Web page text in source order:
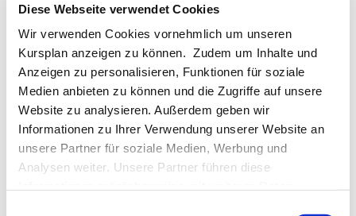
Diese Webseite verwendet Cookies
Wir verwenden Cookies vornehmlich um unseren
Kursplan anzeigen zu können. Zudem um Inhalte und
Anzeigen zu personalisieren, Funktionen für soziale
Medien anbieten zu können und die Zugriffe auf unsere
Website zu analysieren. Außerdem geben wir
Informationen zu Ihrer Verwendung unserer Website an
unsere Partner für soziale Medien, Werbung und
Analysen weiter. Unsere Partner führen diese